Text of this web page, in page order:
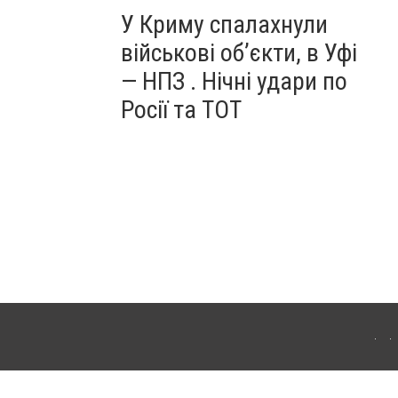
У Криму спалахнули
військові об’єкти, в Уфі
— НПЗ . Нічні удари по
Росії та ТОТ